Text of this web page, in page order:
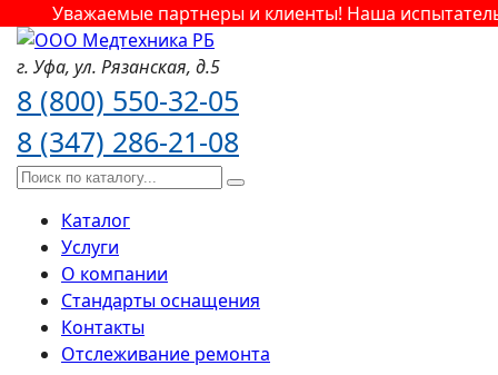
Уважаемые партнеры и клиенты! Наша
г. Уфа, ул. Рязанская, д.5
8 (800) 550-32-05
8 (347) 286-21-08
Каталог
Услуги
О компании
Стандарты оснащения
Контакты
Отслеживание ремонта